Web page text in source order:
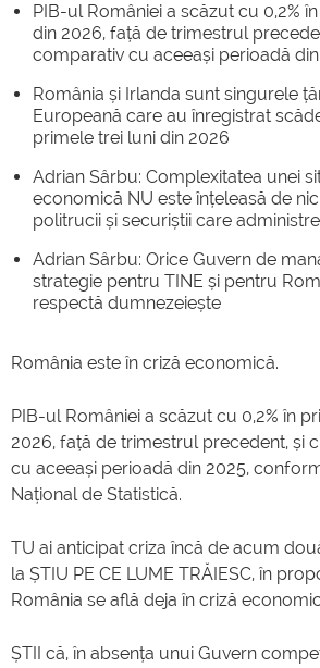
PIB-ul României a scăzut cu 0,2%
din 2026, față de trimestrul
comparativ cu aceeași perioadă
România și Irlanda sunt singurele
Europeană care au înregistrat
primele trei luni din 2026
Adrian Sârbu: Complexitatea unei
economică NU este înțeleasă de
politrucii și securiștii care
Adrian Sârbu: Orice Guvern de
strategie pentru TINE și pentru
respectă dumnezeiește
România este în criză economică.
PIB-ul României a scăzut cu 0,2% în
2026, față de trimestrul precedent, și
cu aceeași perioadă din 2025,
Național de Statistică.
TU ai anticipat criza încă de acum
la ȘTIU PE CE LUME TRĂIESC, în
România se află deja în criză
ȘTII că, în absența unui Guvern